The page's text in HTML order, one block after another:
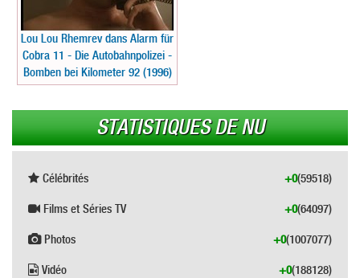
Lou Lou Rhemrev dans Alarm für
Cobra 11 - Die Autobahnpolizei -
Bomben bei Kilometer 92 (1996)
STATISTIQUES DE NU
Célébrités (59518)
+0
Films et Séries TV (64097)
+0
Photos (1007077)
+0
Vidéo (188128)
+0